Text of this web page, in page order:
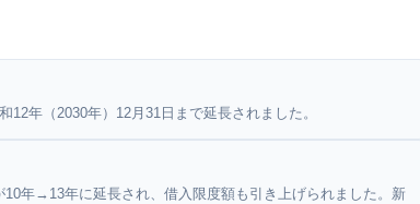
年（2030年）12月31日まで延長されました。
年→13年に延長され、借入限度額も引き上げられました。新